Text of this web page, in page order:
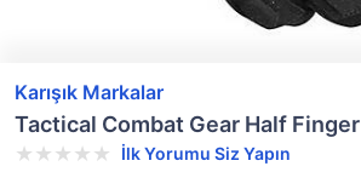
Karışık Markalar
Tactical Combat Gear Half
İlk Yorumu Siz Yapın